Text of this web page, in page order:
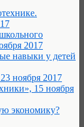
2017
навыки у детей
ноября 2017
15 ноября
экономику?